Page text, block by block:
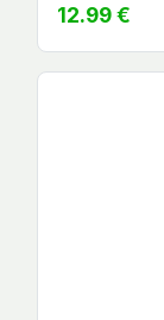
12.99 €